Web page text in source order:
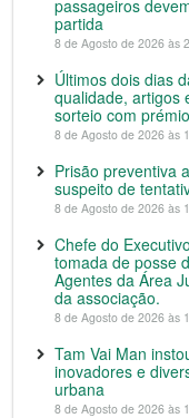
passageiros
partida
8 de Agosto de 2026 às
Últimos dois dias
qualidade, artigos
sorteio com
8 de Agosto de 2026 às
Prisão preventiva
suspeito de
8 de Agosto de 2026 às
Chefe do
tomada de posse
Agentes da Área
da associação.
8 de Agosto de 2026 às
Tam Vai Man
inovadores e
urbana
8 de Agosto de 2026 às